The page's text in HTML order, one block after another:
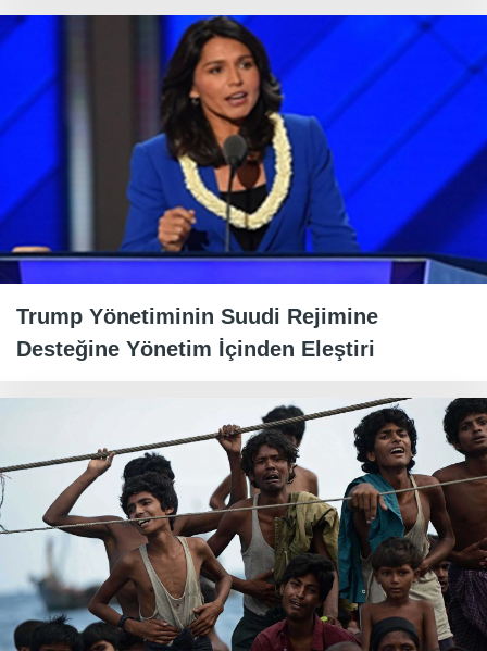
Trump Yönetiminin Suudi Rejimine
Desteğine Yönetim İçinden Eleştiri